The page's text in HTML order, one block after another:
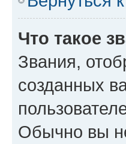
Что такое
Звания,
созданных
Обычно вы